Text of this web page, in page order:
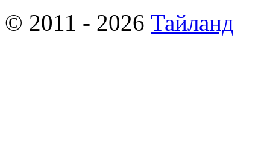
© 2011 - 2026 Тайланд